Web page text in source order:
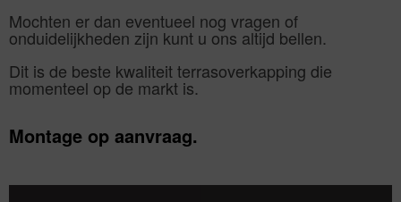
Mochten er dan eventueel nog vragen of
onduidelijkheden zijn kunt u ons altijd bellen.
Dit is de beste kwaliteit terrasoverkapping die
momenteel op de markt is.
Montage op aanvraag.